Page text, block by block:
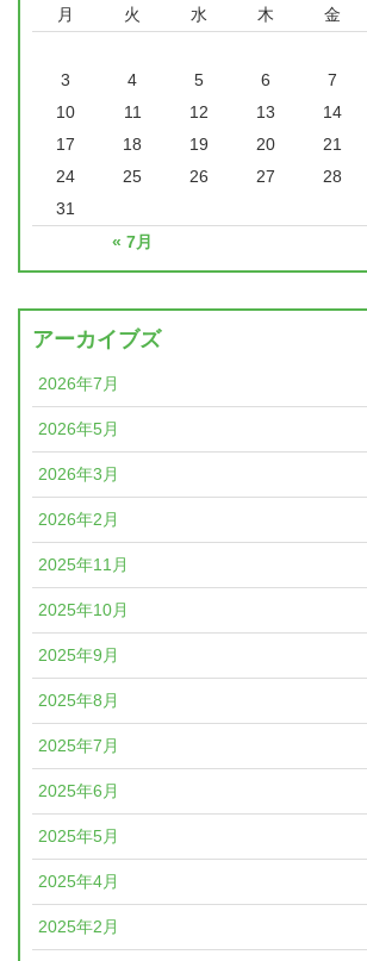
月 火 水 木 金
« 7月
3
4 5 6 7
10
11 12 13 14
17
18 19 20 21
24
25 26 27 28
31
アーカイブズ
2026年7月
2026年5月
2026年3月
2026年2月
2025年11月
2025年10月
2025年9月
2025年8月
2025年7月
2025年6月
2025年5月
2025年4月
2025年2月